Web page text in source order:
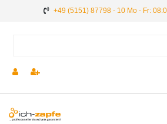
+49 (5151) 87798 - 10 Mo - Fr: